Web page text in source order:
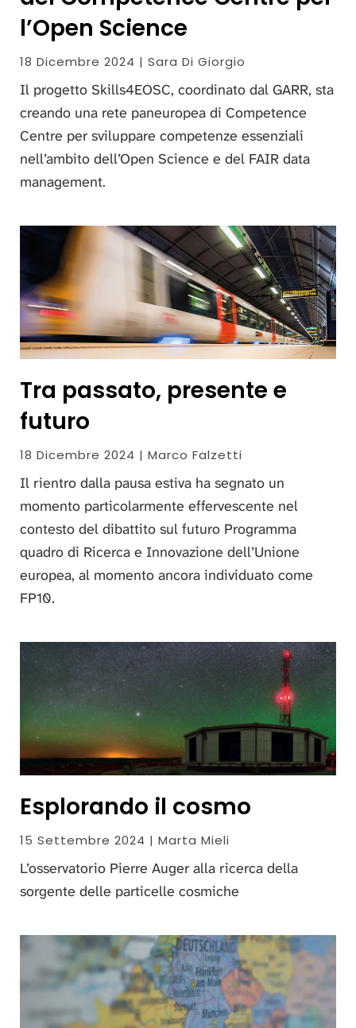
l’Open Science
18 Dicembre 2024 | Sara Di Giorgio
Il progetto Skills4EOSC, coordinato dal GARR, sta
creando una rete paneuropea di Competence
Centre per sviluppare competenze essenziali
nell’ambito dell’Open Science e del FAIR data
management.
Tra passato, presente e
futuro
18 Dicembre 2024 | Marco Falzetti
Il rientro dalla pausa estiva ha segnato un
momento particolarmente effervescente nel
contesto del dibattito sul futuro Programma
quadro di Ricerca e Innovazione dell’Unione
europea, al momento ancora individuato come
FP10.
Esplorando il cosmo
15 Settembre 2024 | Marta Mieli
L’osservatorio Pierre Auger alla ricerca della
sorgente delle particelle cosmiche